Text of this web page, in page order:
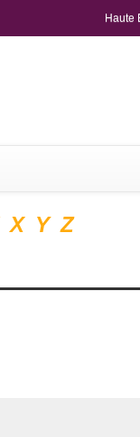
Haute
X Y Z